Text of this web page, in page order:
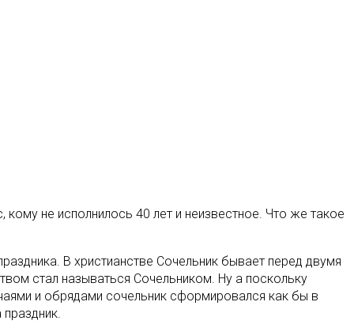
кому не исполнилось 40 лет и неизвестное. Что же такое
В христианстве Сочельник бывает перед двумя
стал называться Сочельником. Ну а поскольку
и обрядами сочельник сформировался как бы в